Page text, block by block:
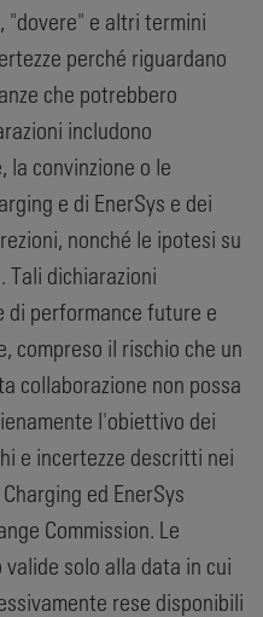
"dovere" e altri termini
perché riguardano
che potrebbero
includono
la convinzione o le
e di EnerSys e dei
nonché le ipotesi su
Tali dichiarazioni
di performance future e
compreso il rischio che un
collaborazione non possa
l'obiettivo dei
e incertezze descritti nei
ed EnerSys
Commission. Le
solo alla data in cui
rese disponibili